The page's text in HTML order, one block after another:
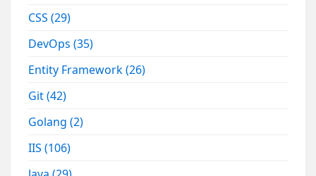
CSS(29)
DevOps(35)
Entity Framework(26)
Git(42)
Golang(2)
IIS(106)